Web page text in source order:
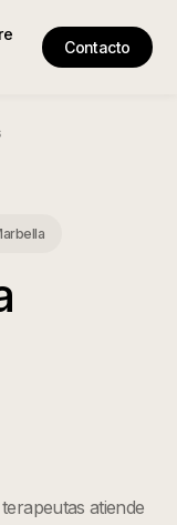
Contacto
atiende